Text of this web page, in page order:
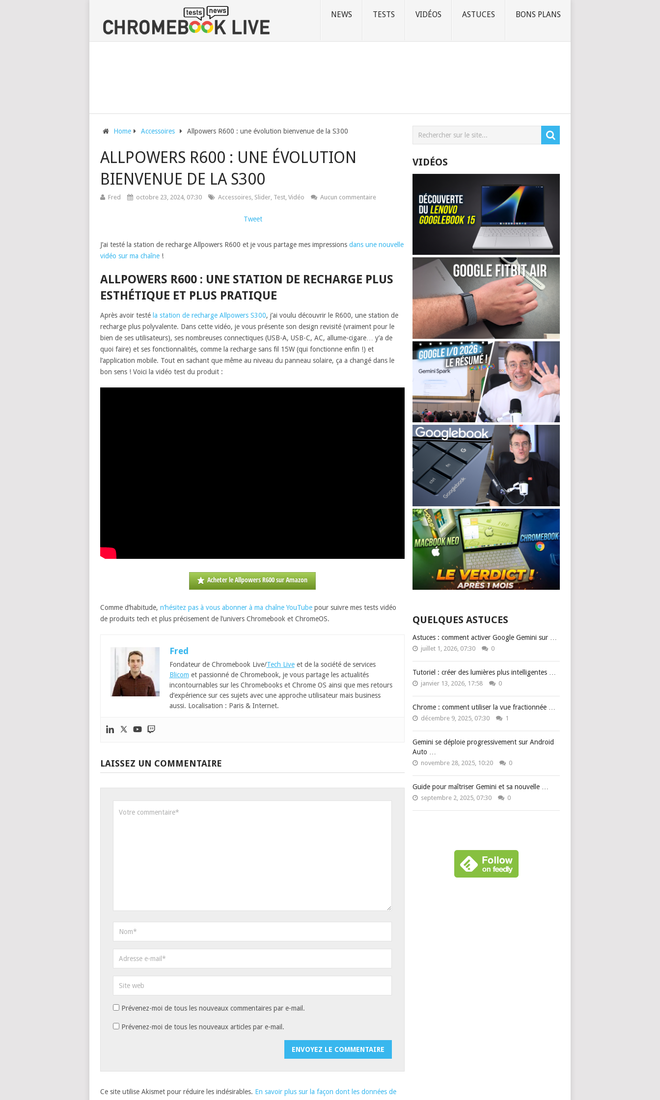
NEWS TESTS VIDÉOS ASTUCES BONS PLANS
Home Accessoires Allpowers R600 : une évolution bienvenue de la S300
ALLPOWERS R600 : UNE ÉVOLUTION
BIENVENUE DE LA S300
Fred octobre 23, 2024, 07:30 Accessoires, Slider, Test, Vidéo Aucun commentaire
Tweet
J’ai testé la station de recharge Allpowers R600 et je vous partage mes impressions dans une nouvelle
vidéo sur ma chaîne!
ALLPOWERS R600 : UNE STATION DE RECHARGE PLUS
ESTHÉTIQUE ET PLUS PRATIQUE
Après avoir testé la station de recharge Allpowers S300, j’ai voulu découvrir le R600, une station de
recharge plus polyvalente. Dans cette vidéo, je vous présente son design revisité (vraiment pour le
bien de ses utilisateurs), ses nombreuses connectiques (USB-A, USB-C, AC, allume-cigare… y’a de
quoi faire) et ses fonctionnalités, comme la recharge sans fil 15W (qui fonctionne enfin !) et
l’application mobile. Tout en sachant que même au niveau du panneau solaire, ça a changé dans le
bon sens ! Voici la vidéo test du produit :
Acheter le Allpowers R600 sur Amazon
Comme d’habitude, n’hésitez pas à vous abonner à ma chaîne YouTubepour suivre mes tests vidéo
de produits tech et plus précisement de l’univers Chromebook et ChromeOS.
Fred
Fondateur de Chromebook Live/Tech Liveet de la société de services
Blicom et passionné de Chromebook, je vous partage les actualités
incontournables sur les Chromebooks et Chrome OS ainsi que mes retours
d’expérience sur ces sujets avec une approche utilisateur mais business
aussi. Localisation : Paris & Internet.
LAISSEZ UN COMMENTAIRE
Prévenez-moi de tous les nouveaux commentaires par e-mail.
Prévenez-moi de tous les nouveaux articles par e-mail.
Ce site utilise Akismet pour réduire les indésirables. En savoir plus sur la façon dont les données de
VIDÉOS
QUELQUES ASTUCES
Astuces : comment activer Google Gemini sur …
juillet 1, 2026, 07:30 0
Tutoriel : créer des lumières plus intelligentes …
janvier 13, 2026, 17:58 0
Chrome : comment utiliser la vue fractionnée …
décembre 9, 2025, 07:30 1
Gemini se déploie progressivement sur Android
Auto …
novembre 28, 2025, 10:20 0
Guide pour maîtriser Gemini et sa nouvelle …
septembre 2, 2025, 07:30 0